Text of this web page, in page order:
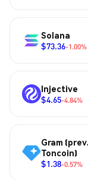
Solana
$73.36-1.00%
Injective
$4.65-4.84%
Gram
Toncoin)
$1.38-0.57%